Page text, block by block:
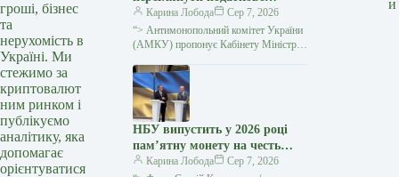
гроші, бізнес
та
нерухомість в
Україні. Ми
стежимо за
криптовалют
ним ринком і
публікуємо
аналітику, яка
допомагає
орієнтуватися
навантаження на ринку
нафтопродуктів в умовах
кризи
Карина Лобода
Сер 7, 2026
“> Антимонопольний комітет України
(АМКУ) пропонує Кабінету Міністрів
кризові явища на ринках
нафтопродуктів переглянути режим…
НБУ випустить у 2026 році
пам’ятну монету на честь
Іоанна Павла II
Карина Лобода
Сер 7, 2026
и